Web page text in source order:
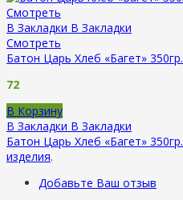
Смотреть
В Закладки В Закладки
Смотреть
Батон Царь Хлеб «Багет» 350гр.
72
В Корзину
В Закладки В Закладки
Батон Царь Хлеб «Багет» 350гр.
изделия.
Добавьте Ваш отзыв